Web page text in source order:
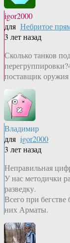
igor2000
для Небритое
3 лет назад
Сколько танков
поставщик оружия
Владимир
для igor2000
3 лет назад
Неправильная
У нас методички
разведку.
Всего при
них Арматы.